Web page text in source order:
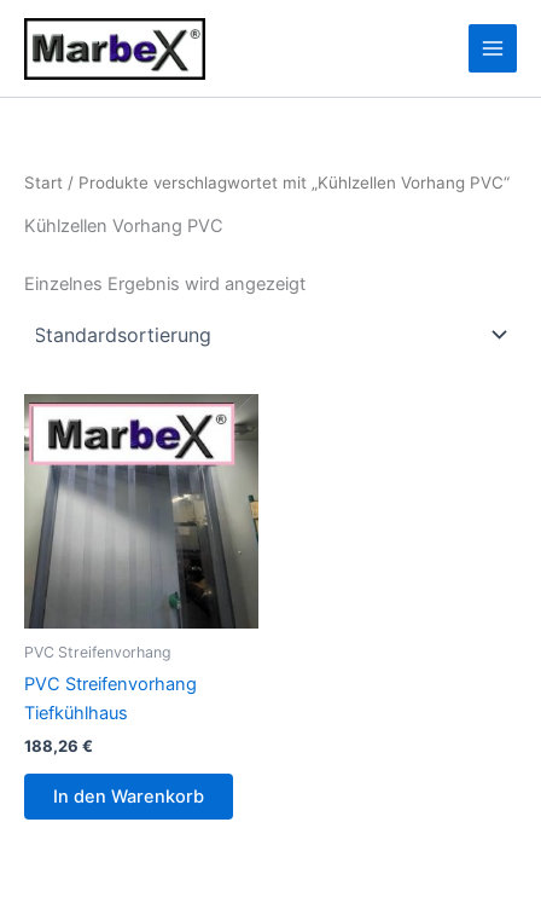
Zum
Inhalt
springen
Start / Produkte verschlagwortet mit „Kühlzellen Vorhang PVC“
Kühlzellen Vorhang PVC
Einzelnes Ergebnis wird angezeigt
PVC Streifenvorhang
PVC Streifenvorhang
Tiefkühlhaus
188,26 €
In den Warenkorb